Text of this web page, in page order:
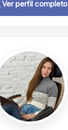
Ver perfil completo